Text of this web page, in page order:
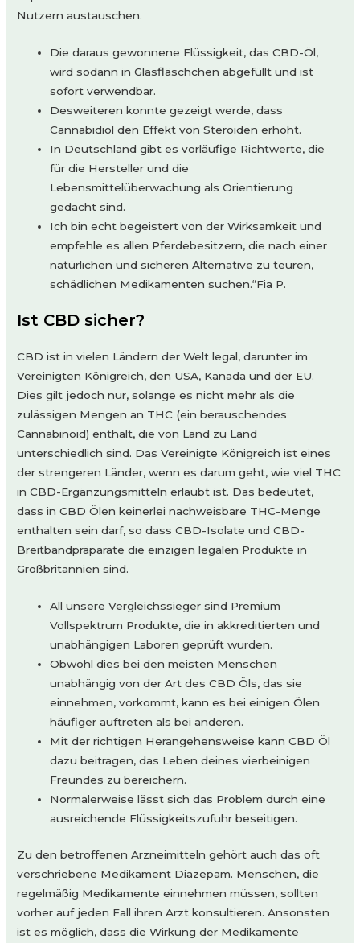
Nutzern austauschen.
Die daraus gewonnene Flüssigkeit, das CBD-Öl,
wird sodann in Glasfläschchen abgefüllt und ist
sofort verwendbar.
Desweiteren konnte gezeigt werde, dass
Cannabidiol den Effekt von Steroiden erhöht.
In Deutschland gibt es vorläufige Richtwerte, die
für die Hersteller und die
Lebensmittelüberwachung als Orientierung
gedacht sind.
Ich bin echt begeistert von der Wirksamkeit und
empfehle es allen Pferdebesitzern, die nach einer
natürlichen und sicheren Alternative zu teuren,
schädlichen Medikamenten suchen.“Fia P.
Ist CBD sicher?
CBD ist in vielen Ländern der Welt legal, darunter im
Vereinigten Königreich, den USA, Kanada und der EU.
Dies gilt jedoch nur, solange es nicht mehr als die
zulässigen Mengen an THC (ein berauschendes
Cannabinoid) enthält, die von Land zu Land
unterschiedlich sind. Das Vereinigte Königreich ist eines
der strengeren Länder, wenn es darum geht, wie viel THC
in CBD-Ergänzungsmitteln erlaubt ist. Das bedeutet,
dass in CBD Ölen keinerlei nachweisbare THC-Menge
enthalten sein darf, so dass CBD-Isolate und CBD-
Breitbandpräparate die einzigen legalen Produkte in
Großbritannien sind.
All unsere Vergleichssieger sind Premium
Vollspektrum Produkte, die in akkreditierten und
unabhängigen Laboren geprüft wurden.
Obwohl dies bei den meisten Menschen
unabhängig von der Art des CBD Öls, das sie
einnehmen, vorkommt, kann es bei einigen Ölen
häufiger auftreten als bei anderen.
Mit der richtigen Herangehensweise kann CBD Öl
dazu beitragen, das Leben deines vierbeinigen
Freundes zu bereichern.
Normalerweise lässt sich das Problem durch eine
ausreichende Flüssigkeitszufuhr beseitigen.
Zu den betroffenen Arzneimitteln gehört auch das oft
verschriebene Medikament Diazepam. Menschen, die
regelmäßig Medikamente einnehmen müssen, sollten
vorher auf jeden Fall ihren Arzt konsultieren. Ansonsten
ist es möglich, dass die Wirkung der Medikamente